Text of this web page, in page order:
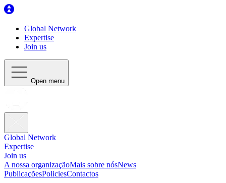
Global Network
Expertise
Join us
Open menu
Global Network
Expertise
Join us
A nossa organizaçãoMais sobre nósNews
PublicaçõesPoliciesContactos